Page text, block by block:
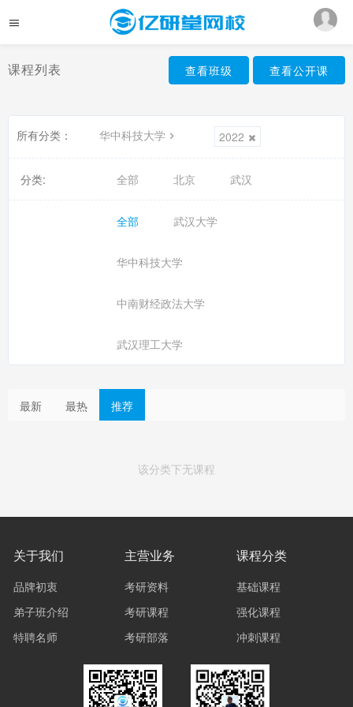
课程列表 查看班级 查看公开课
所有分类： 华中科技大学 2022
分类: 全部 北京 武汉
全部 武汉大学
华中科技大学
中南财经政法大学
武汉理工大学
最新 最热 推荐
该分类下无课程
关于我们
品牌初衷
弟子班介绍
特聘名师
主营业务
考研资料
考研课程
考研部落
课程分类
基础课程
强化课程
冲刺课程